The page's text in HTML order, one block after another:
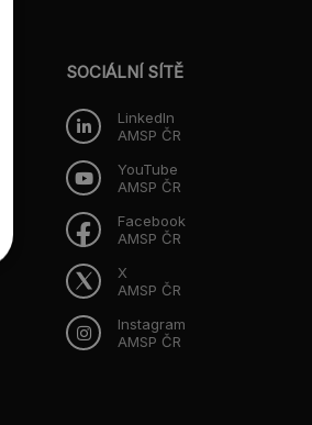
SOCIÁLNÍ SÍTĚ
LinkedIn
AMSP ČR
YouTube
AMSP ČR
Facebook
AMSP ČR
X
AMSP ČR
Instagram
AMSP ČR